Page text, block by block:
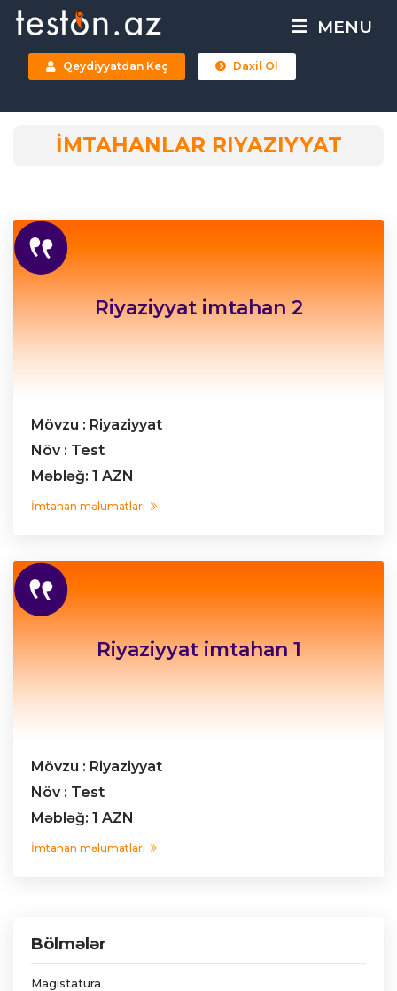
MENU
Qeydiyyatdan Keç Daxil Ol
İMTAHANLAR RIYAZIYYAT
Riyaziyyat imtahan 2
Mövzu : Riyaziyyat
Növ : Test
Məbləğ: 1 AZN
İmtahan məlumatları
Riyaziyyat imtahan 1
Mövzu : Riyaziyyat
Növ : Test
Məbləğ: 1 AZN
İmtahan məlumatları
Bölmələr
Magistatura